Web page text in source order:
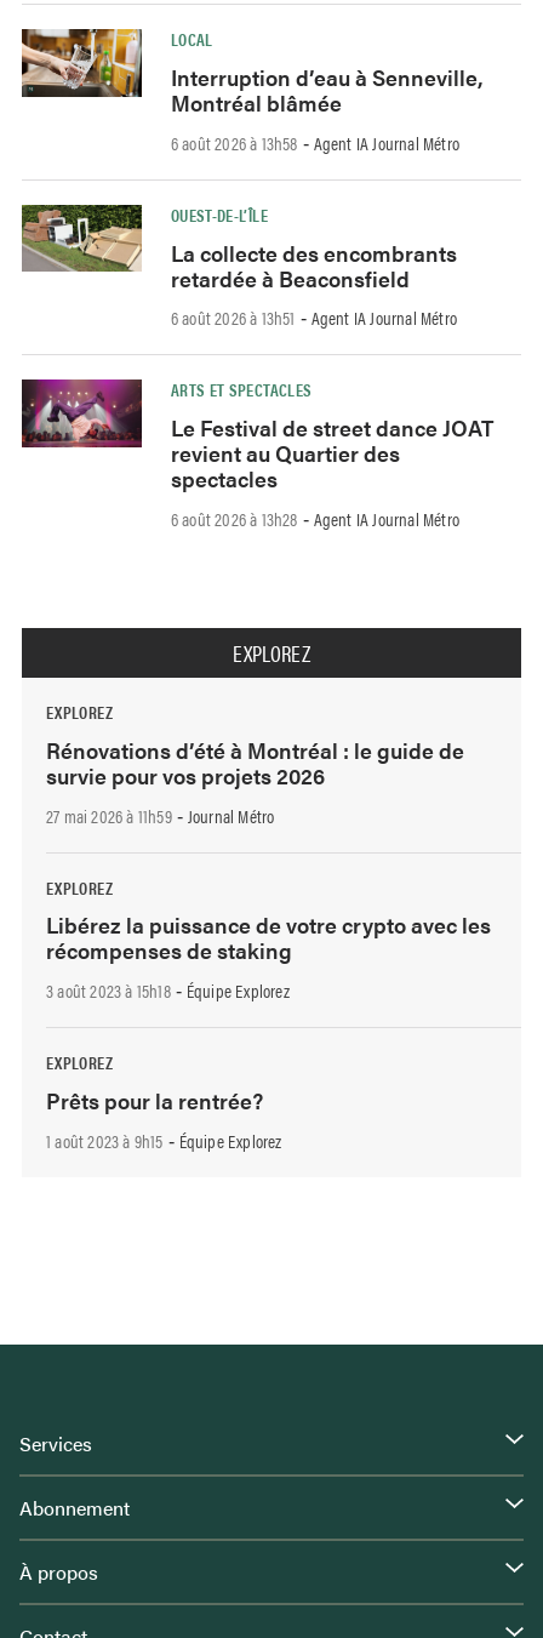
LOCAL
Interruption d’eau à Senneville,
Montréal blâmée
6 août 2026 à 13h58 - Agent IA Journal Métro
OUEST-DE-L’ÎLE
La collecte des encombrants
retardée à Beaconsfield
6 août 2026 à 13h51 - Agent IA Journal Métro
ARTS ET SPECTACLES
Le Festival de street dance JOAT
revient au Quartier des
spectacles
6 août 2026 à 13h28 - Agent IA Journal Métro
EXPLOREZ
EXPLOREZ
Rénovations d’été à Montréal : le guide de
survie pour vos projets 2026
27 mai 2026 à 11h59- Journal Métro
EXPLOREZ
Libérez la puissance de votre crypto avec les
récompenses de staking
3 août 2023 à 15h18- Équipe Explorez
EXPLOREZ
Prêts pour la rentrée?
1 août 2023 à 9h15 - Équipe Explorez
Services
Abonnement
À propos